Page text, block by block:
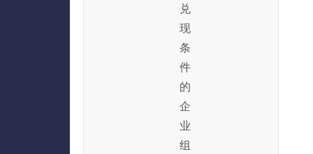
兑
现
条
件
的
企
业
组